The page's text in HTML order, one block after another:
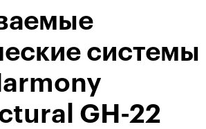
системы
GH-22